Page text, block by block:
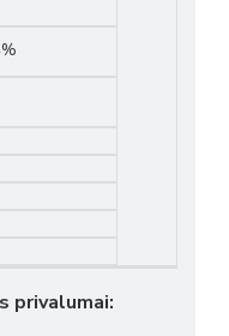
privalumai: